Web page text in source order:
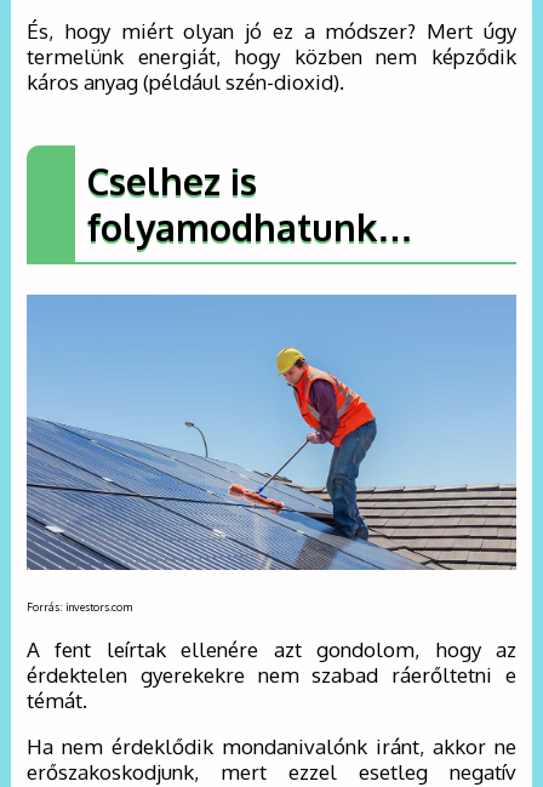
És, hogy miért olyan jó ez a módszer? Mert úgy
termelünk energiát, hogy közben nem képződik
káros anyag (például szén-dioxid).
Cselhez is
folyamodhatunk…
Forrás: investors.com
A fent leírtak ellenére azt gondolom, hogy az
érdektelen gyerekekre nem szabad ráerőltetni e
témát.
Ha nem érdeklődik mondanivalónk iránt, akkor ne
erőszakoskodjunk, mert ezzel esetleg negatív